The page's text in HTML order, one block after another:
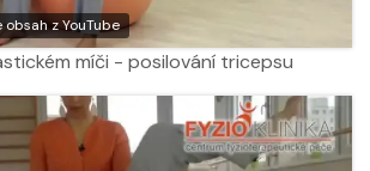
z YouTube
míči - posilování tricepsu